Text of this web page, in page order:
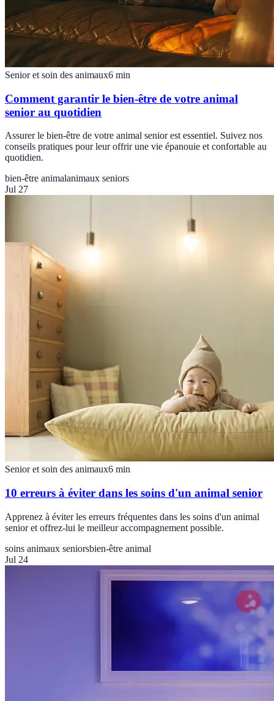
Senior et soin des animaux6 min
Comment garantir le bien-être de votre animal
senior au quotidien
Assurer le bien-être de votre animal senior est essentiel. Suivez nos
conseils pratiques pour leur offrir une vie épanouie et confortable au
quotidien.
bien-être animalanimaux seniors
Jul 27
Senior et soin des animaux6 min
10 erreurs à éviter dans les soins d'un animal senior
Apprenez à éviter les erreurs fréquentes dans les soins d'un animal
senior et offrez-lui le meilleur accompagnement possible.
soins animaux seniorsbien-être animal
Jul 24